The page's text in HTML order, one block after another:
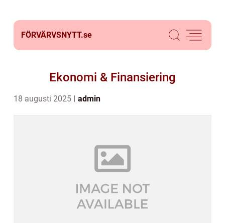
FÖRVÄRVSNYTT.se
Ekonomi & Finansiering
18 augusti 2025 admin